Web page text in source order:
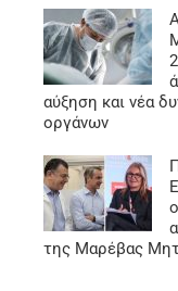
αύξηση και νέα
οργάνων
της Μαρέβας